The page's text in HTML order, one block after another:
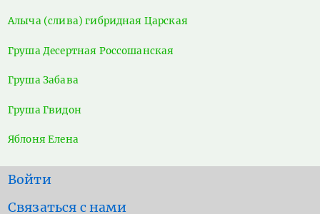
Алыча (слива) гибридная Царская
Груша Десертная Россошанская
Груша Забава
Груша Гвидон
Яблоня Елена
User
account
Войти
Footer
Связаться с нами